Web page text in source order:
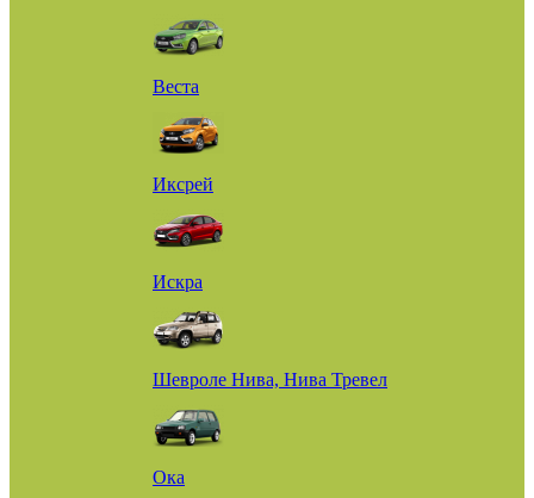
Веста
Иксрей
Искра
Шевроле Нива, Нива Тревел
Ока